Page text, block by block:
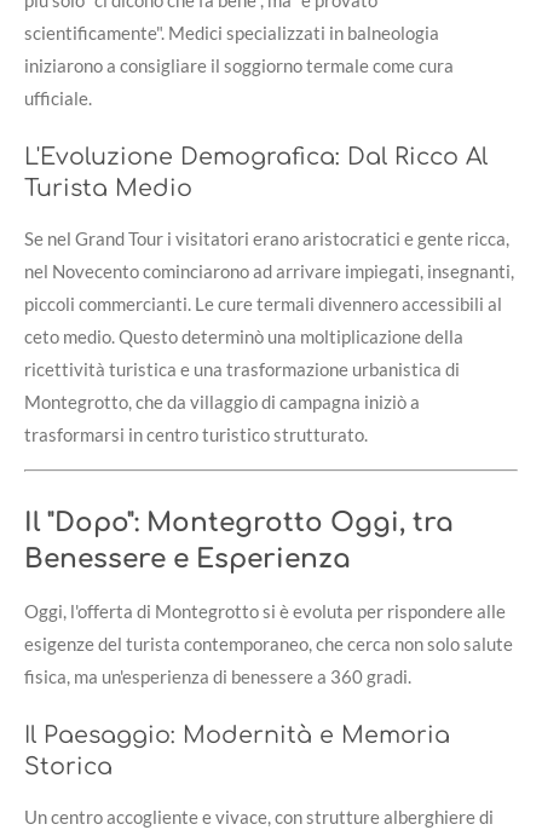
scientificamente". Medici specializzati in balneologia
iniziarono a consigliare il soggiorno termale come cura
ufficiale.
L'Evoluzione Demografica: Dal Ricco Al
Turista Medio
Se nel Grand Tour i visitatori erano aristocratici e gente ricca,
nel Novecento cominciarono ad arrivare impiegati, insegnanti,
piccoli commercianti. Le cure termali divennero accessibili al
ceto medio. Questo determinò una moltiplicazione della
ricettività turistica e una trasformazione urbanistica di
Montegrotto, che da villaggio di campagna iniziò a
trasformarsi in centro turistico strutturato.
Il "Dopo": Montegrotto Oggi, tra
Benessere e Esperienza
Oggi, l'offerta di Montegrotto si è evoluta per rispondere alle
esigenze del turista contemporaneo, che cerca non solo salute
fisica, ma un'esperienza di benessere a 360 gradi.
Il Paesaggio: Modernità e Memoria
Storica
Un centro accogliente e vivace, con strutture alberghiere di